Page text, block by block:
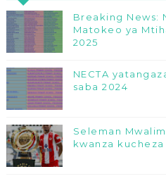
Breaking News:
Matokeo ya
2025
NECTA
saba 2024
Seleman
kwanza